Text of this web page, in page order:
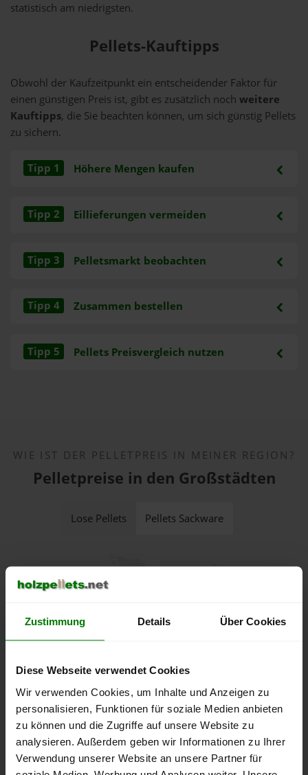
Zustimmung Details Über Cookies
Diese Webseite verwendet Cookies
Wir verwenden Cookies, um Inhalte und Anzeigen zu
personalisieren, Funktionen für soziale Medien anbieten
zu können und die Zugriffe auf unsere Website zu
analysieren. Außerdem geben wir Informationen zu Ihrer
Verwendung unserer Website an unsere Partner für
statistisch am niedrigsten.
Pellets-Kauftipps
Obwohl der Kaufzeitpunkt ein entscheidender Faktor für
einen günstigen Preis ist, gibt es zusätzlich noch weitere
Kauftipps, die Sie beachten können, um sich günstig Pellets
zu sichern.
Tipp 1 Höhere Mengen kaufen
Tipp 2 Eillieferungen vermeiden
Tipp 3 Pelletsmarkt beobachten
Tipp 4 Zusammen bestellen
Tipp 5 Pellets Preisvergleich nutzen
WIE IST DER PELLETPREIS IN MEINER REGION?
Pelletpreise in den Großstädten
Lose Pellets Pellets Sackware
Berlin
415,16 €
München
404,46 €
Köln
Frankfurt am Main
406,60 €
Stuttgart
415,16 €
Hannover
413,02 €
426,89 €